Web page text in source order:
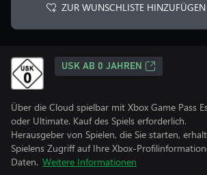
ZUR WUNSCHLISTE HINZUFÜGEN
USK AB 0 JAHREN
Über die Cloud spielbar mit Xbox Game Pass
oder Ultimate. Kauf des Spiels erforderlich.
Herausgeber von Spielen, die Sie starten,
Spielens Zugriff auf Ihre Xbox-
Daten. Weitere Informationen